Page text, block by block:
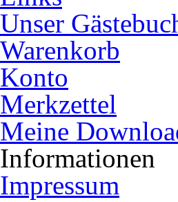
Unser
Warenkorb
Konto
Merkzettel
Meine
Informationen
Impressum